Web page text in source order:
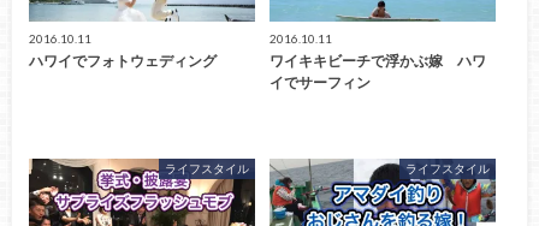
2016.10.11
ハワイでフォトウェディング
2016.10.11
ワイキキビーチで浮かぶ嫁 ハワ
イでサーフィン
ライフスタイル ライフスタイル